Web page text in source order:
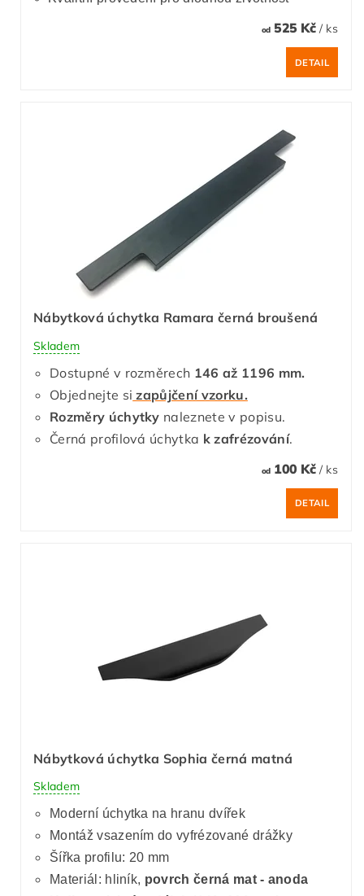
od525 Kč / ks
DETAIL
Nábytková úchytka Ramara černá broušená
Skladem
Dostupné v rozměrech 146 až 1196 mm.
Objednejte si zapůjčení vzorku.
Rozměry úchytky naleznete v popisu.
Černá profilová úchytka k zafrézování.
od100 Kč / ks
DETAIL
Nábytková úchytka Sophia černá matná
Skladem
Moderní úchytka na hranu dvířek
Montáž vsazením do vyfrézované drážky
Šířka profilu: 20 mm
Materiál: hliník, povrch černá mat - anoda